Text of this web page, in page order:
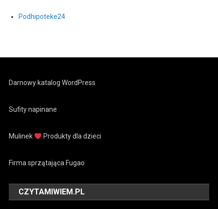
Podhipoteke24
Darnowy katalog WordPress
Sufity napinane
Mulinek Produkty dla dzieci
Firma sprzątająca Fugao
CZYTAMIWIEM.PL